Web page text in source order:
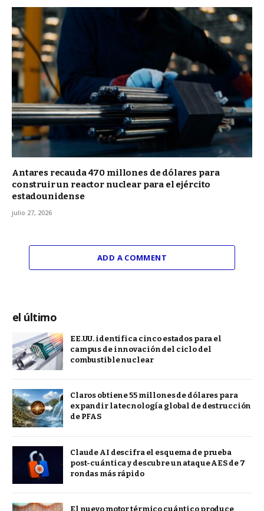
Antares recauda 470 millones de dólares para
construir un reactor nuclear para el ejército
estadounidense
julio 27, 2026
ADD A COMMENT
el último
EE.UU. identifica cinco estados para el
campus de innovación del ciclo del
combustible nuclear
Claros obtiene 55 millones de dólares para
expandir la tecnología global de destrucción
de PFAS
Claude AI descifra el esquema de prueba
post-cuántica y descubre un ataque AES de 7
rondas más rápido
El nuevo motor térmico cuántico produce